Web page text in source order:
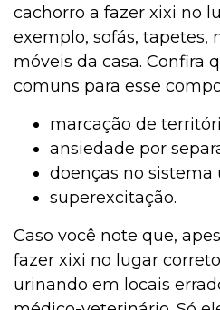
cachorro a fazer xixi no
exemplo, sofás, tapetes,
móveis da casa. Confira
comuns para esse
marcação de
ansiedade por
doenças no sistema
superexcitação.
Caso você note que,
fazer xixi no lugar
urinando em locais